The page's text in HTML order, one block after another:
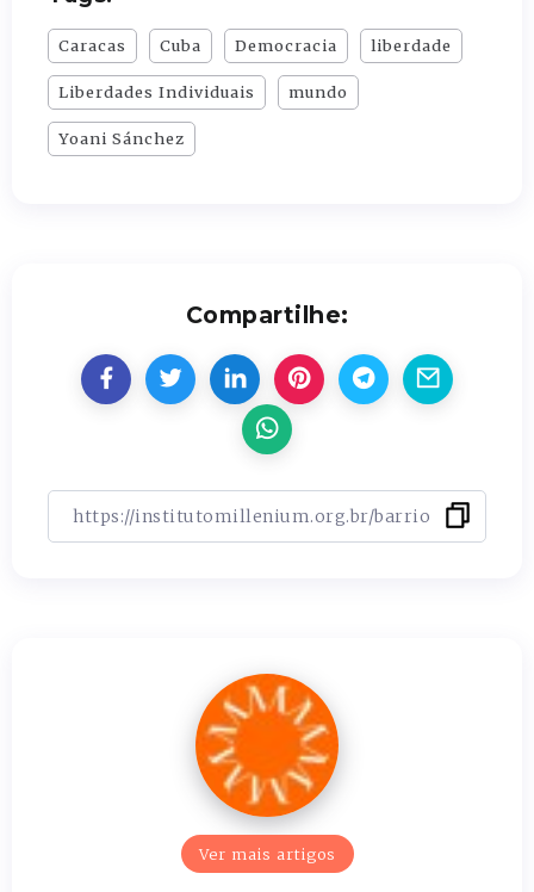
Caracas Cuba Democracia liberdade
Liberdades Individuais mundo
Yoani Sánchez
Compartilhe:
Ver mais artigos